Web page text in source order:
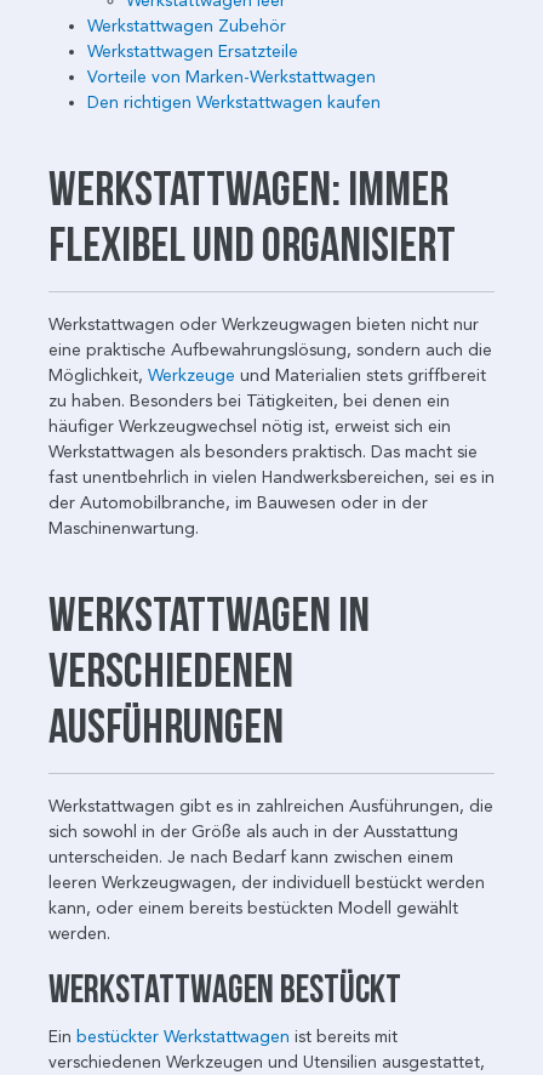
Werkstattwagen Zubehör
Werkstattwagen Ersatzteile
Vorteile von Marken-Werkstattwagen
Den richtigen Werkstattwagen kaufen
Werkstattwagen: Immer
flexibel und organisiert
Werkstattwagen oder Werkzeugwagen bieten nicht nur
eine praktische Aufbewahrungslösung, sondern auch die
Möglichkeit, Werkzeuge und Materialien stets griffbereit
zu haben. Besonders bei Tätigkeiten, bei denen ein
häufiger Werkzeugwechsel nötig ist, erweist sich ein
Werkstattwagen als besonders praktisch. Das macht sie
fast unentbehrlich in vielen Handwerksbereichen, sei es in
der Automobilbranche, im Bauwesen oder in der
Maschinenwartung.
Werkstattwagen in
verschiedenen
Ausführungen
Werkstattwagen gibt es in zahlreichen Ausführungen, die
sich sowohl in der Größe als auch in der Ausstattung
unterscheiden. Je nach Bedarf kann zwischen einem
leeren Werkzeugwagen, der individuell bestückt werden
kann, oder einem bereits bestückten Modell gewählt
werden.
Werkstattwagen bestückt
Ein bestückter Werkstattwagen ist bereits mit
verschiedenen Werkzeugen und Utensilien ausgestattet,